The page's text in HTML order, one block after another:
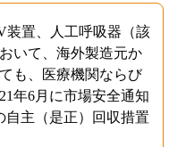
装置、人工呼吸器（該
いて、海外製造元か
も、医療機関ならび
年6月に市場安全通知
自主（是正）回収措置